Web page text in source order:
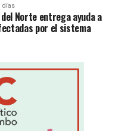
días
Norte entrega ayuda a
por el sistema